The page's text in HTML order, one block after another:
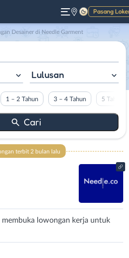
Pasang
Gelap
Desainer di Needle Garment
Lulusan
1 – 2 Tahun 3 – 4 Tahun 5 Tahun
terbit 2 bulan lalu
lowongan kerja untuk